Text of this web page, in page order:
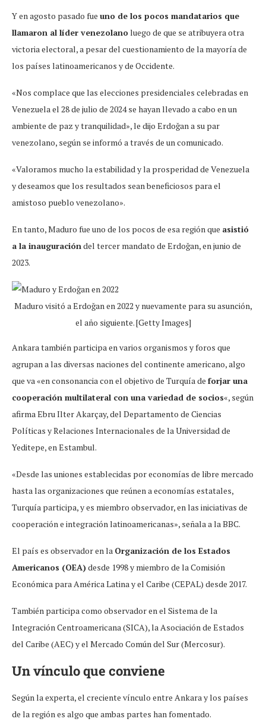
Y en agosto pasado fue uno de los pocos mandatarios que
llamaron al líder venezolanoluego de que se atribuyera otra
victoria electoral, a pesar del cuestionamiento de la mayoría de
los países latinoamericanos y de Occidente.
«Nos complace que las elecciones presidenciales celebradas en
Venezuela el 28 de julio de 2024 se hayan llevado a cabo en un
ambiente de paz y tranquilidad», le dijo Erdoğan a su par
venezolano, según se informó a través de un comunicado.
«Valoramos mucho la estabilidad y la prosperidad de Venezuela
y deseamos que los resultados sean beneficiosos para el
amistoso pueblo venezolano».
En tanto, Maduro fue uno de los pocos de esa región que asistió
a la inauguracióndel tercer mandato de Erdoğan, en junio de
2023.
Maduro visitó a Erdoğan en 2022 y nuevamente para su asunción,
el año siguiente. [Getty Images]
Ankara también participa en varios organismos y foros que
agrupan a las diversas naciones del continente americano, algo
que va «en consonancia con el objetivo de Turquía de forjar una
cooperación multilateral con una variedad de socios«, según
afirma Ebru Ilter Akarçay, del Departamento de Ciencias
Políticas y Relaciones Internacionales de la Universidad de
Yeditepe, en Estambul.
«Desde las uniones establecidas por economías de libre mercado
hasta las organizaciones que reúnen a economías estatales,
Turquía participa, y es miembro observador, en las iniciativas de
cooperación e integración latinoamericanas», señala a la BBC.
El país es observador en la Organización de los Estados
Americanos (OEA)desde 1998 y miembro de la Comisión
Económica para América Latina y el Caribe (CEPAL) desde 2017.
También participa como observador en el Sistema de la
Integración Centroamericana (SICA), la Asociación de Estados
del Caribe (AEC) y el Mercado Común del Sur (Mercosur).
Un vínculo que conviene
Según la experta, el creciente vínculo entre Ankara y los países
de la región es algo que ambas partes han fomentado.